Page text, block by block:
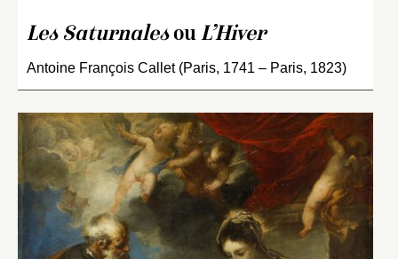
Les Saturnalesou L’Hiver
Antoine François Callet (Paris, 1741 – Paris, 1823)